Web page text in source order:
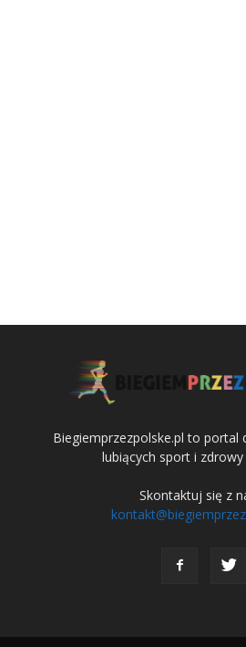
Biegiemprzezpolske.pl to portal
lubiących sport i zdrowy
Skontaktuj się z